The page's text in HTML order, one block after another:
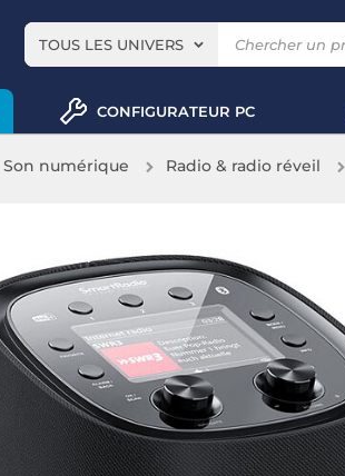
TOUS LES UNIVERS
CONFIGURATEUR PC
Son numérique Radio & radio réveil